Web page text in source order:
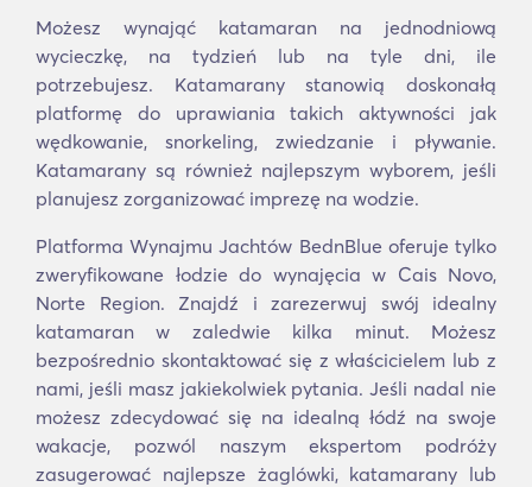
Możesz wynająć katamaran na jednodniową
wycieczkę, na tydzień lub na tyle dni, ile
potrzebujesz. Katamarany stanowią doskonałą
platformę do uprawiania takich aktywności jak
wędkowanie, snorkeling, zwiedzanie i pływanie.
Katamarany są również najlepszym wyborem, jeśli
planujesz zorganizować imprezę na wodzie.
Platforma Wynajmu Jachtów BednBlue oferuje tylko
zweryfikowane łodzie do wynajęcia w Cais Novo,
Norte Region. Znajdź i zarezerwuj swój idealny
katamaran w zaledwie kilka minut. Możesz
bezpośrednio skontaktować się z właścicielem lub z
nami, jeśli masz jakiekolwiek pytania. Jeśli nadal nie
możesz zdecydować się na idealną łódź na swoje
wakacje, pozwól naszym ekspertom podróży
zasugerować najlepsze żaglówki, katamarany lub